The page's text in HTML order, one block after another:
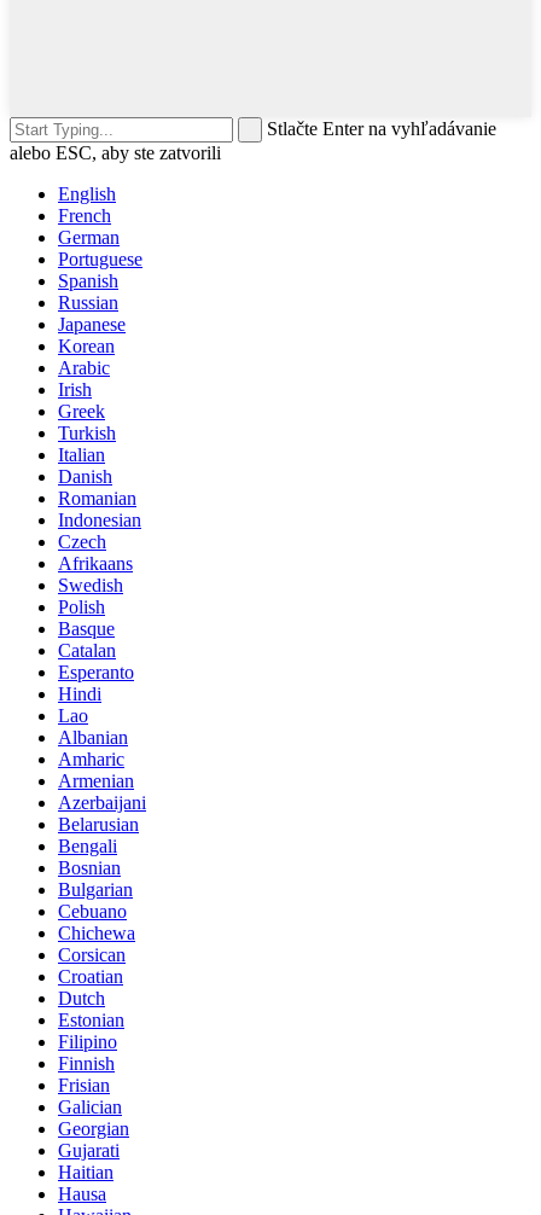
Stlačte Enter na vyhľadávanie
alebo ESC, aby ste zatvorili
English
French
German
Portuguese
Spanish
Russian
Japanese
Korean
Arabic
Irish
Greek
Turkish
Italian
Danish
Romanian
Indonesian
Czech
Afrikaans
Swedish
Polish
Basque
Catalan
Esperanto
Hindi
Lao
Albanian
Amharic
Armenian
Azerbaijani
Belarusian
Bengali
Bosnian
Bulgarian
Cebuano
Chichewa
Corsican
Croatian
Dutch
Estonian
Filipino
Finnish
Frisian
Galician
Georgian
Gujarati
Haitian
Hausa